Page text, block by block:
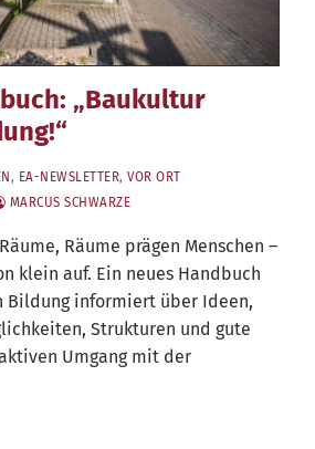
„Baukultur
, EA-NEWSLETTER, VOR ORT
MARCUS SCHWARZE
Räu­me prä­gen Men­schen –
klein auf. Ein neu­es Hand­buch
Bil­dung infor­miert über Ideen,
Struk­tu­ren und gute
Umgang mit der